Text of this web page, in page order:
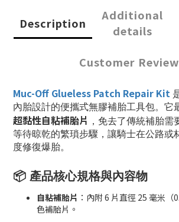
Description
Additional
details
Customer
Muc-Off Glueless Patch Repair Kit
內胎設計的便攜式無膠補胎工具包。它
超黏性自粘補胎片 ，免去了傳統補胎需
等待晾乾的繁瑣步驟，讓騎士在公路或
度修復爆胎。
📦 產品核心規格與內容物
自粘補胎片 ：內附 6 片直徑 25 毫米
色補胎片。